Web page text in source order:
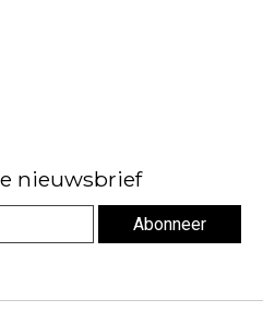
nieuwsbrief
Abonneer